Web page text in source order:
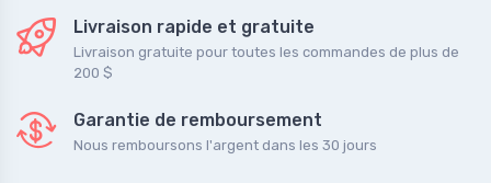
Livraison rapide et gratuite
Livraison gratuite pour toutes les commandes de plus de
200 $
Garantie de remboursement
Nous remboursons l'argent dans les 30 jours